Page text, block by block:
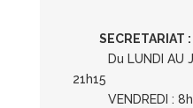
SECRETARIAT :
Du LUNDI AU
21h15
VENDREDI :